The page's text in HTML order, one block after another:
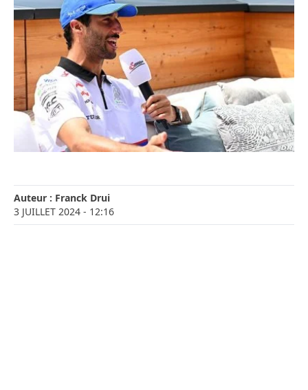
Auteur : Franck Drui
3 JUILLET 2024 - 12:16